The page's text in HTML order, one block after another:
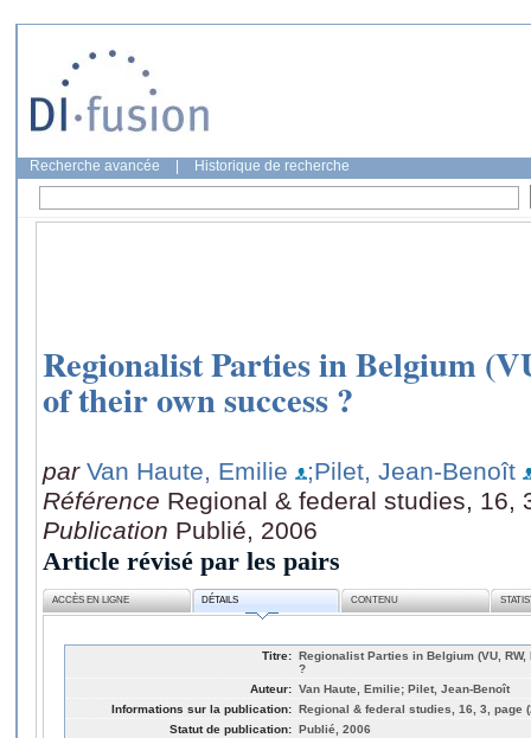
Recherche avancée Historique de recherche
Regionalist Parties in Belgium
of their own success ?
par Van Haute, Emilie
;Pilet, Jean-Benoît
Référence Regional & federal studies, 16,
Publication Publié, 2006
Article révisé par les pairs
ACCÈS EN LIGNE DÉTAILS CONTENU
Titre: Regionalist Parties in Belgium (VU,
?
Auteur: Van Haute, Emilie; Pilet, Jean-Benoît
Informations sur la publication: Regional & federal studies, 16, 3, page
Statut de publication: Publié, 2006